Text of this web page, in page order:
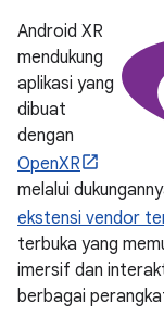
Android XR
mendukung
aplikasi yang
dibuat
dengan
OpenXR
melalui
ekstensi vendor
terbuka yang
imersif dan
berbagai